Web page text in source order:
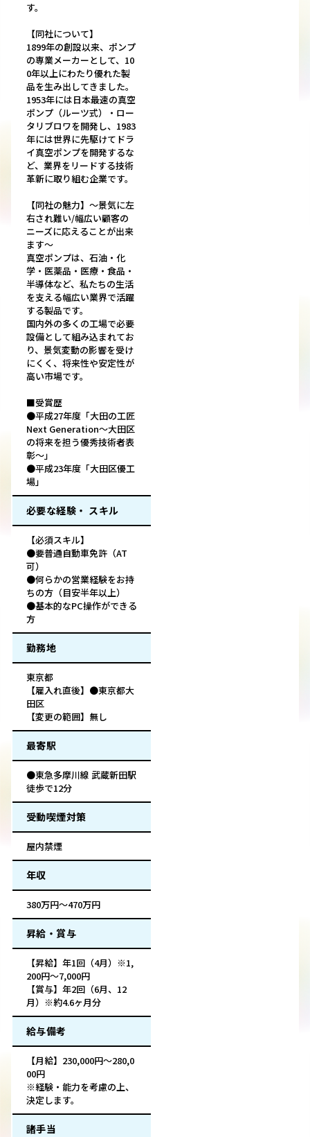
す。
【同社について】
1899年の創設以来、ポンプ
の専業メーカーとして、10
0年以上にわたり優れた製
品を生み出してきました。
1953年には日本最速の真空
ポンプ（ルーツ式）・ロー
タリブロワを開発し、1983
年には世界に先駆けてドラ
イ真空ポンプを開発するな
ど、業界をリードする技術
革新に取り組む企業です。
【同社の魅力】～景気に左
右され難い/幅広い顧客の
ニーズに応えることが出来
ます～
真空ポンプは、石油・化
学・医薬品・医療・食品・
半導体など、私たちの生活
を支える幅広い業界で活躍
する製品です。
国内外の多くの工場で必要
設備として組み込まれてお
り、景気変動の影響を受け
にくく、将来性や安定性が
高い市場です。
■受賞歴
●平成27年度「大田の工匠
Next Generation～大田区
の将来を担う優秀技術者表
彰～」
●平成23年度「大田区優工
場」
必要な経験・ スキル
【必須スキル】
●要普通自動車免許（AT
可）
●何らかの営業経験をお持
ちの方（目安半年以上）
●基本的なPC操作ができる
方
勤務地
東京都
【雇入れ直後】●東京都大
田区
【変更の範囲】無し
最寄駅
●東急多摩川線 武蔵新田駅
徒歩で12分
受動喫煙対策
屋内禁煙
年収
380万円～470万円
昇給・賞与
【昇給】年1回（4月）※1,
200円～7,000円
【賞与】年2回（6月、12
月）※約4.6ヶ月分
給与備考
【月給】230,000円～280,0
00円
※経験・能力を考慮の上、
決定します。
諸手当